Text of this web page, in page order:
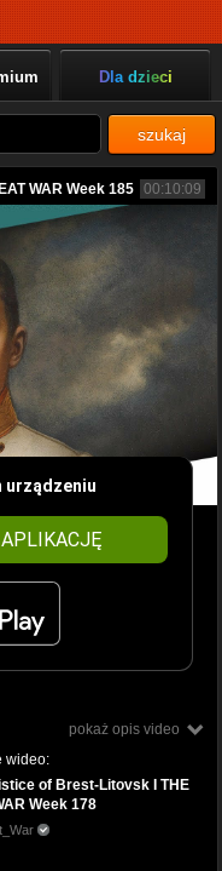
Dla dzieci
szukaj
WAR Week 185 00:10:09
urządzeniu
pokaż opis video
wideo:
of Brest-Litovsk I THE
Week 178